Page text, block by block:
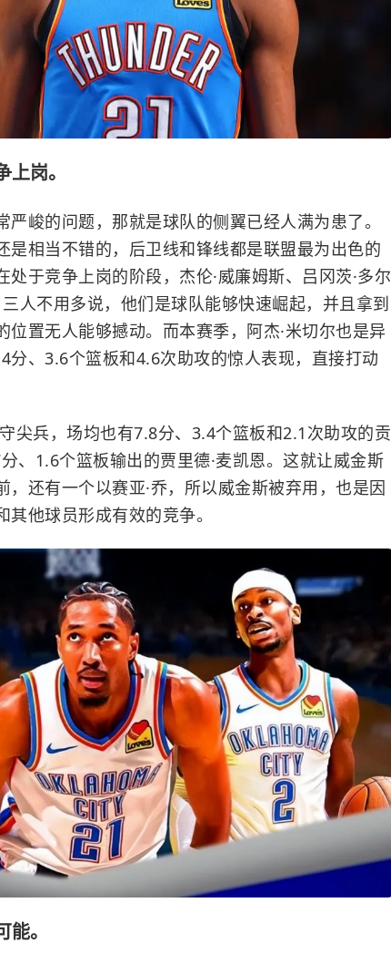
岗。
峻的问题，那就是球队的侧翼已经人满为患了。
是相当不错的，后卫线和锋线都是联盟最为出色的
于竞争上岗的阶段，杰伦·威廉姆斯、吕冈茨·多尔
三人不用多说，他们是球队能够快速崛起，并且拿到
位置无人能够撼动。而本赛季，阿杰·米切尔也是异
分、3.6个篮板和4.6次助攻的惊人表现，直接打动
尖兵，场均也有7.8分、3.4个篮板和2.1次助攻的贡
、1.6个篮板输出的贾里德·麦凯恩。这就让威金斯
，还有一个以赛亚·乔，所以威金斯被弃用，也是因
他球员形成有效的竞争。
。